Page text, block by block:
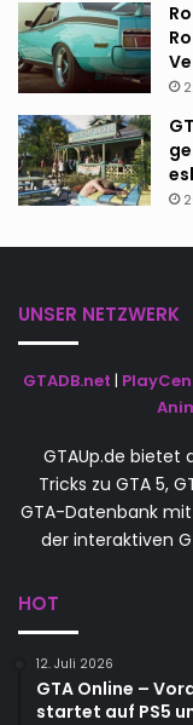
UNSER NETZWERK
GTADB.net |
GTAUp.de bietet
Tricks zu GTA 5,
GTA-Datenbank
der interaktiven
HOT
12. Juli 2026
GTA Online –
startet auf PS5